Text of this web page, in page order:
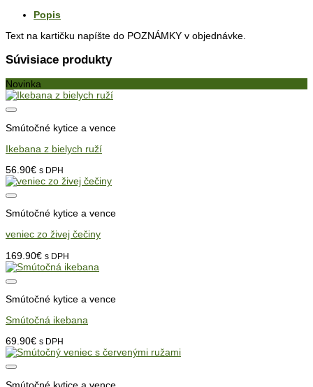
Popis
Text na kartičku napíšte do POZNÁMKY v objednávke.
Súvisiace produkty
Novinka
Smútočné kytice a vence
Ikebana z bielych ruží
56.90€ s DPH
Smútočné kytice a vence
veniec zo živej čečiny
169.90€ s DPH
Smútočné kytice a vence
Smútočná ikebana
69.90€ s DPH
Smútočné kytice a vence